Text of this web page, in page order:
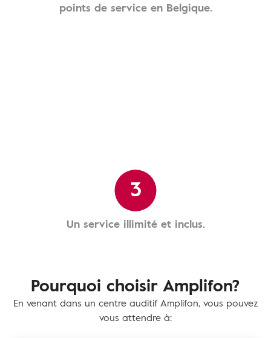
points de service en Belgique.
3
Un service illimité et inclus.
Pourquoi choisir Amplifon?
En venant dans un centre auditif Amplifon, vous pouvez
vous attendre à: